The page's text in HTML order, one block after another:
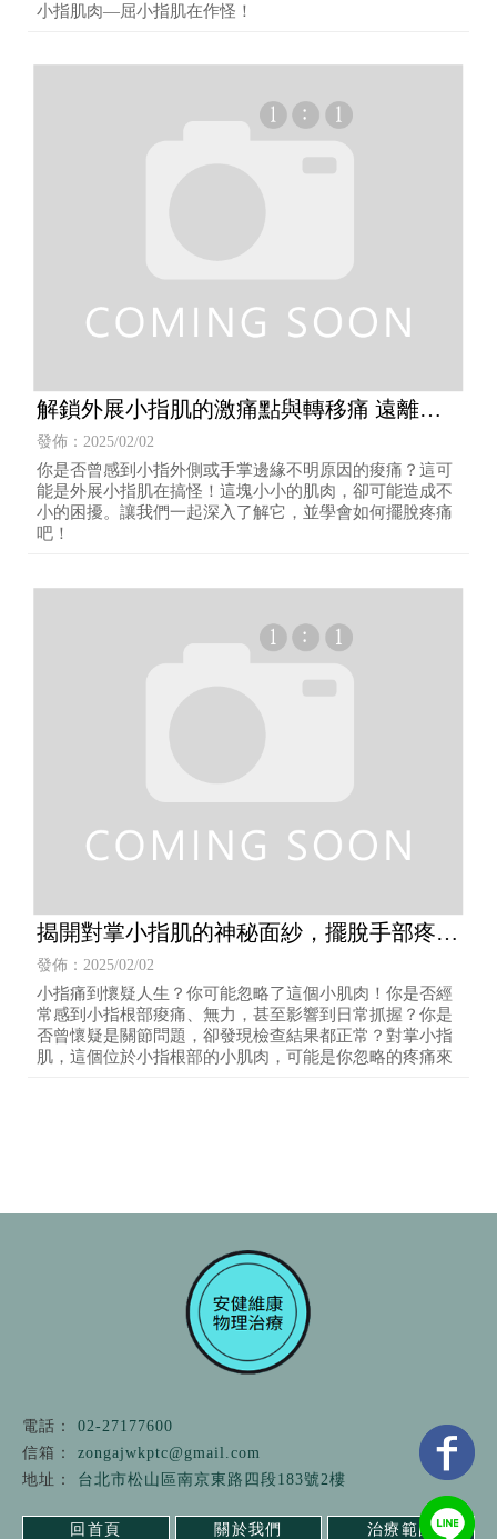
小指肌肉—屈小指肌在作怪！
解鎖外展小指肌的激痛點與轉移痛 遠離小
指痠痛
發佈：2025/02/02
你是否曾感到小指外側或手掌邊緣不明原因的痠痛？這可
能是外展小指肌在搞怪！這塊小小的肌肉，卻可能造成不
小的困擾。讓我們一起深入了解它，並學會如何擺脫疼痛
吧！
揭開對掌小指肌的神秘面紗，擺脫手部疼痛
的困擾！
發佈：2025/02/02
小指痛到懷疑人生？你可能忽略了這個小肌肉！你是否經
常感到小指根部痠痛、無力，甚至影響到日常抓握？你是
否曾懷疑是關節問題，卻發現檢查結果都正常？對掌小指
肌，這個位於小指根部的小肌肉，可能是你忽略的疼痛來
02-27177600
zongajwkptc@gmail.com
台北市松山區南京東路四段183號2樓
回首頁 關於我們 治療範圍